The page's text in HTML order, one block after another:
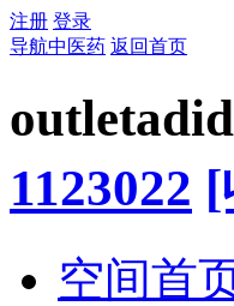
注册 登录
导航中医药 返回首页
1123022 [
空间首